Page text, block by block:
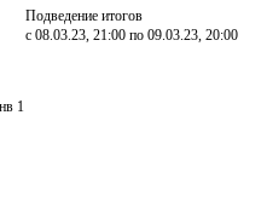
Подведение итогов
с 08.03.23, 21:00 по 09.03.23, 20:00
1